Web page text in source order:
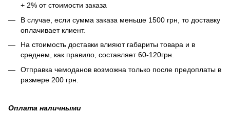
+ 2% от стоимости заказа
В случае, если сумма заказа меньше 1500 грн, то доставку
оплачивает клиент.
На стоимость доставки влияют габариты товара и в
среднем, как правило, составляет 60-120грн.
Отправка чемоданов возможна только после предоплаты в
размере 200 грн.
Оплата наличными